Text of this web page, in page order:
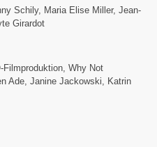
Schily, Maria Elise Miller, Jean-
Girardot
Filmproduktion, Why Not
Ade, Janine Jackowski, Katrin